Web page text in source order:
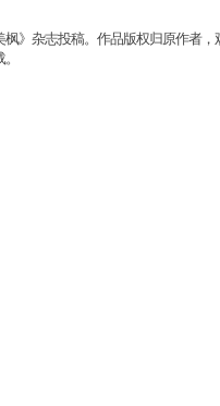
》杂志投稿。作品版权归原作者